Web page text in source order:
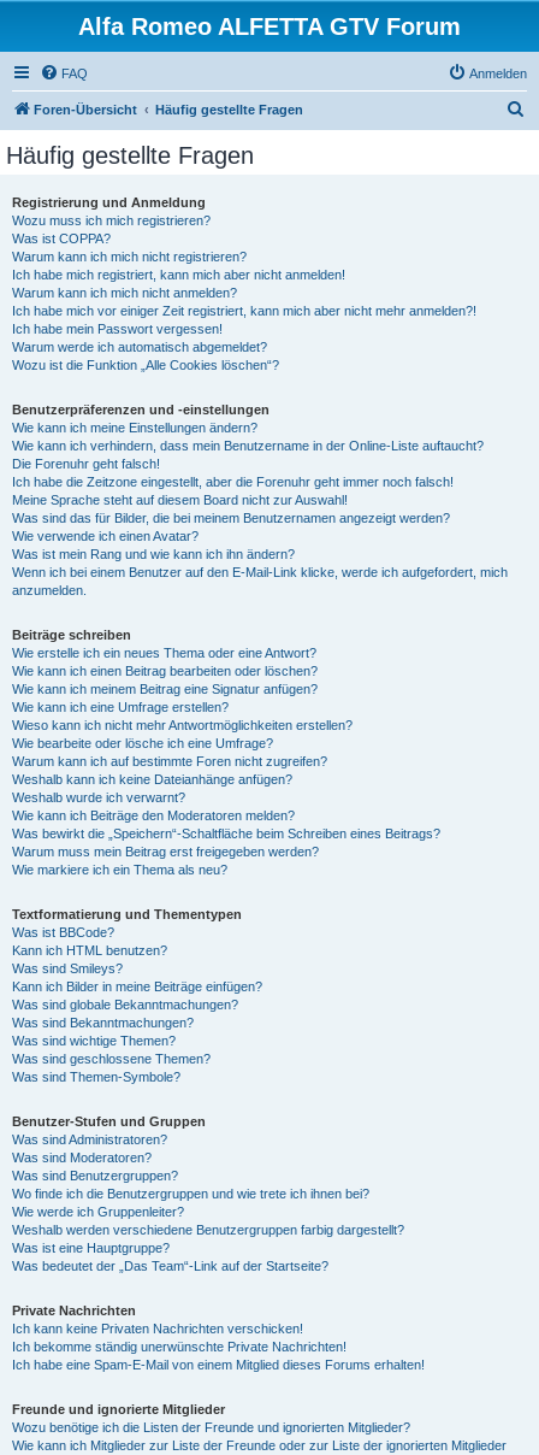
Alfa Romeo ALFETTA GTV Forum
FAQ Anmelden
Foren-Übersicht Häufig gestellte Fragen
Häufig gestellte Fragen
Registrierung und Anmeldung
Wozu muss ich mich registrieren?
Was ist COPPA?
Warum kann ich mich nicht registrieren?
Ich habe mich registriert, kann mich aber nicht anmelden!
Warum kann ich mich nicht anmelden?
Ich habe mich vor einiger Zeit registriert, kann mich aber nicht mehr anmelden?!
Ich habe mein Passwort vergessen!
Warum werde ich automatisch abgemeldet?
Wozu ist die Funktion „Alle Cookies löschen“?
Benutzerpräferenzen und -einstellungen
Wie kann ich meine Einstellungen ändern?
Wie kann ich verhindern, dass mein Benutzername in der Online-Liste auftaucht?
Die Forenuhr geht falsch!
Ich habe die Zeitzone eingestellt, aber die Forenuhr geht immer noch falsch!
Meine Sprache steht auf diesem Board nicht zur Auswahl!
Was sind das für Bilder, die bei meinem Benutzernamen angezeigt werden?
Wie verwende ich einen Avatar?
Was ist mein Rang und wie kann ich ihn ändern?
Wenn ich bei einem Benutzer auf den E-Mail-Link klicke, werde ich aufgefordert, mich
anzumelden.
Beiträge schreiben
Wie erstelle ich ein neues Thema oder eine Antwort?
Wie kann ich einen Beitrag bearbeiten oder löschen?
Wie kann ich meinem Beitrag eine Signatur anfügen?
Wie kann ich eine Umfrage erstellen?
Wieso kann ich nicht mehr Antwortmöglichkeiten erstellen?
Wie bearbeite oder lösche ich eine Umfrage?
Warum kann ich auf bestimmte Foren nicht zugreifen?
Weshalb kann ich keine Dateianhänge anfügen?
Weshalb wurde ich verwarnt?
Wie kann ich Beiträge den Moderatoren melden?
Was bewirkt die „Speichern“-Schaltfläche beim Schreiben eines Beitrags?
Warum muss mein Beitrag erst freigegeben werden?
Wie markiere ich ein Thema als neu?
Textformatierung und Thementypen
Was ist BBCode?
Kann ich HTML benutzen?
Was sind Smileys?
Kann ich Bilder in meine Beiträge einfügen?
Was sind globale Bekanntmachungen?
Was sind Bekanntmachungen?
Was sind wichtige Themen?
Was sind geschlossene Themen?
Was sind Themen-Symbole?
Benutzer-Stufen und Gruppen
Was sind Administratoren?
Was sind Moderatoren?
Was sind Benutzergruppen?
Wo finde ich die Benutzergruppen und wie trete ich ihnen bei?
Wie werde ich Gruppenleiter?
Weshalb werden verschiedene Benutzergruppen farbig dargestellt?
Was ist eine Hauptgruppe?
Was bedeutet der „Das Team“-Link auf der Startseite?
Private Nachrichten
Ich kann keine Privaten Nachrichten verschicken!
Ich bekomme ständig unerwünschte Private Nachrichten!
Ich habe eine Spam-E-Mail von einem Mitglied dieses Forums erhalten!
Freunde und ignorierte Mitglieder
Wozu benötige ich die Listen der Freunde und ignorierten Mitglieder?
Wie kann ich Mitglieder zur Liste der Freunde oder zur Liste der ignorierten Mitglieder